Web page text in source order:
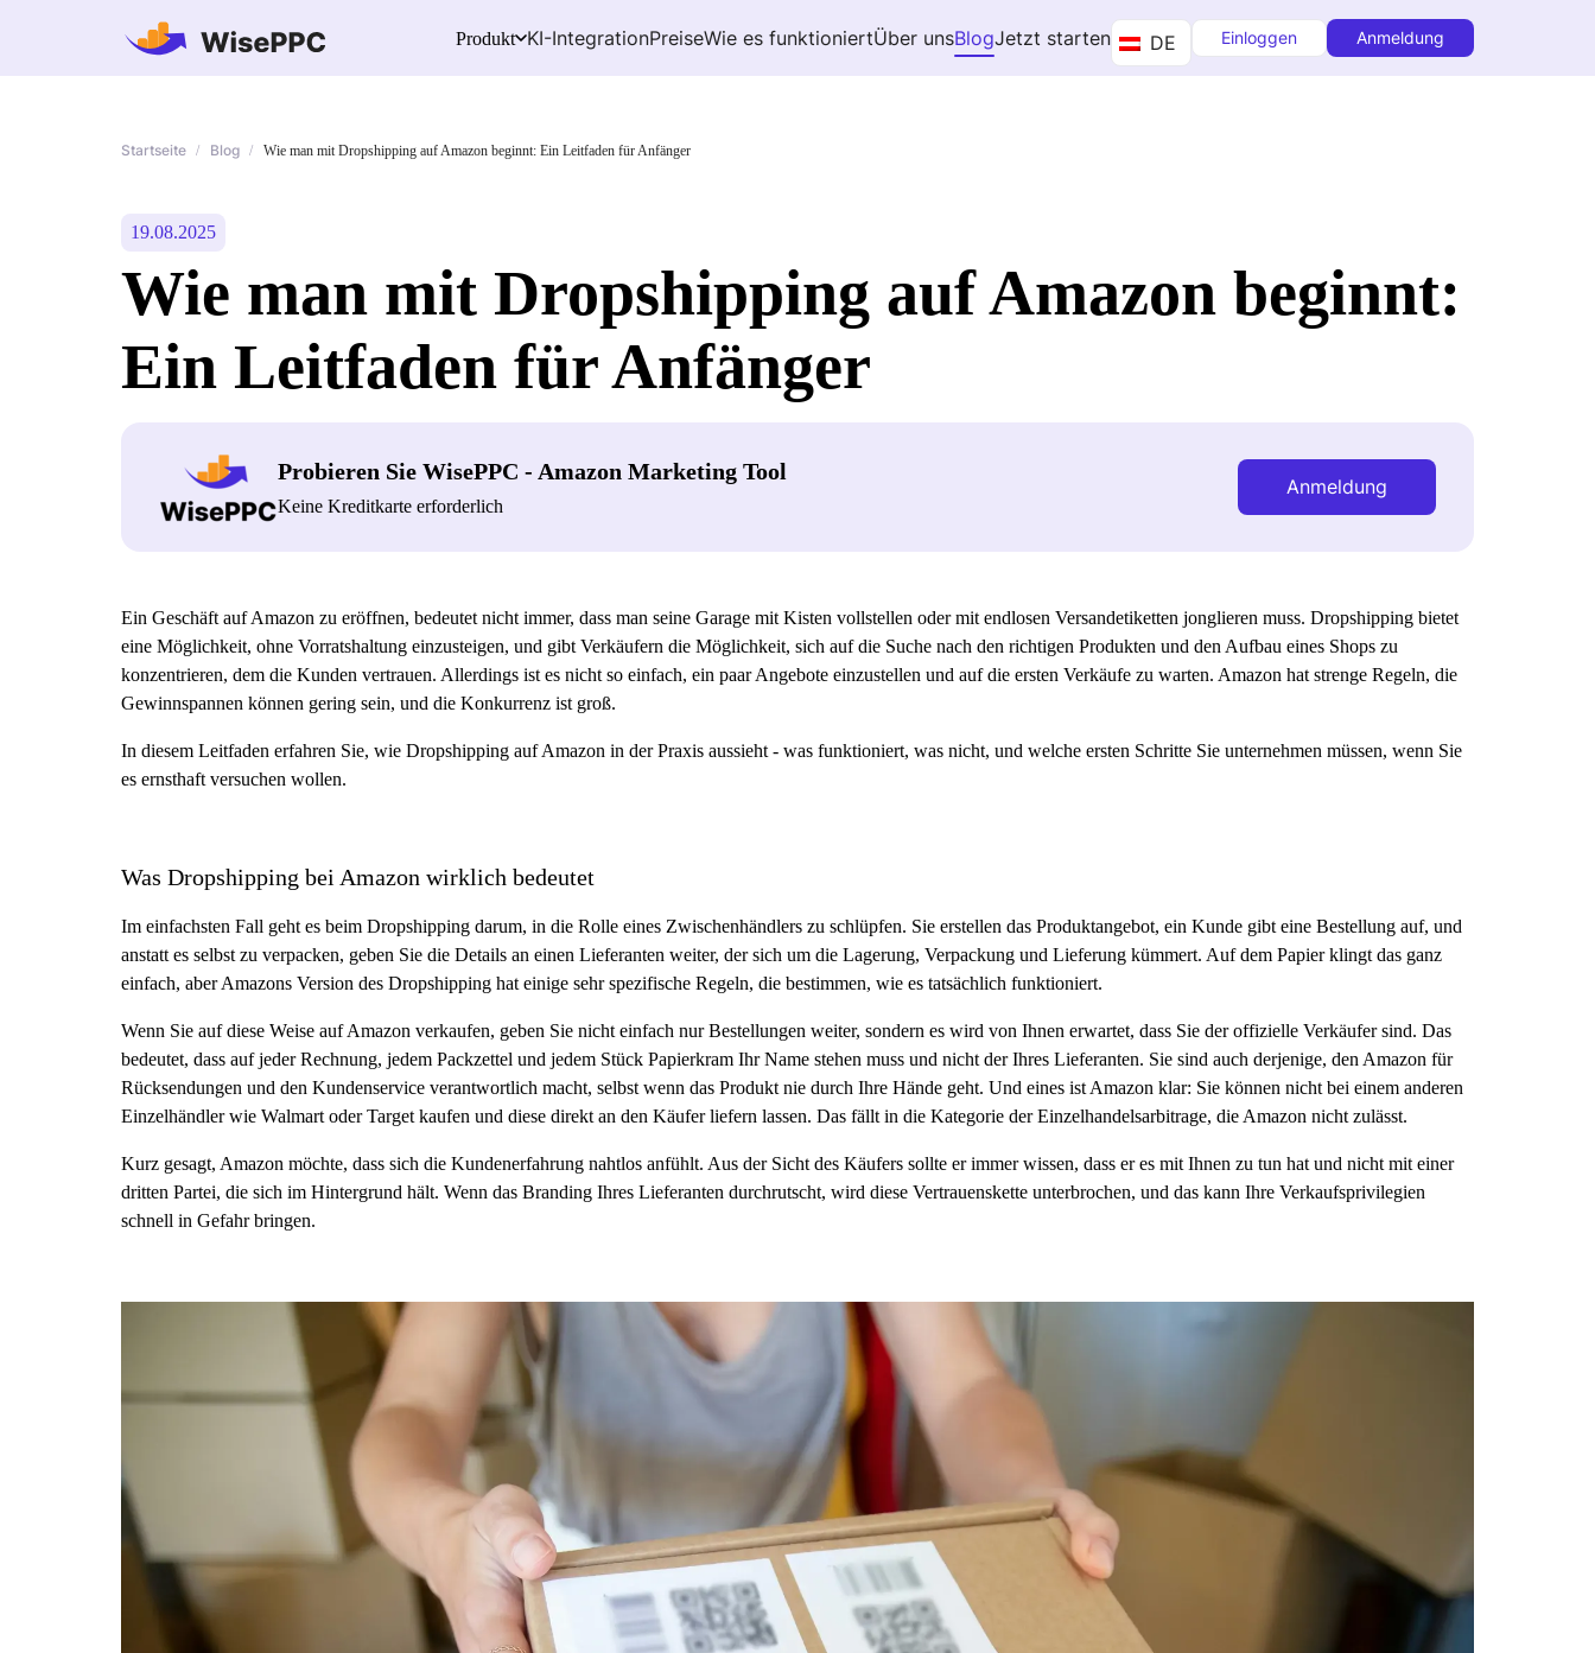
Produkt KI-IntegrationPreiseWie es funktioniertÜber unsBlogJetzt starten DE Einloggen Anmeldung
Startseite / Blog / Wie man mit Dropshipping auf Amazon beginnt: Ein Leitfaden für Anfänger
19.08.2025
Wie man mit Dropshipping auf Amazon beginnt:
Ein Leitfaden für Anfänger
Probieren Sie WisePPC - Amazon Marketing Tool
Keine Kreditkarte erforderlich
Anmeldung
Ein Geschäft auf Amazon zu eröffnen, bedeutet nicht immer, dass man seine Garage mit Kisten vollstellen oder mit endlosen Versandetiketten jonglieren muss. Dropshipping bietet
eine Möglichkeit, ohne Vorratshaltung einzusteigen, und gibt Verkäufern die Möglichkeit, sich auf die Suche nach den richtigen Produkten und den Aufbau eines Shops zu
konzentrieren, dem die Kunden vertrauen. Allerdings ist es nicht so einfach, ein paar Angebote einzustellen und auf die ersten Verkäufe zu warten. Amazon hat strenge Regeln, die
Gewinnspannen können gering sein, und die Konkurrenz ist groß.
In diesem Leitfaden erfahren Sie, wie Dropshipping auf Amazon in der Praxis aussieht - was funktioniert, was nicht, und welche ersten Schritte Sie unternehmen müssen, wenn Sie
es ernsthaft versuchen wollen.
Was Dropshipping bei Amazon wirklich bedeutet
Im einfachsten Fall geht es beim Dropshipping darum, in die Rolle eines Zwischenhändlers zu schlüpfen. Sie erstellen das Produktangebot, ein Kunde gibt eine Bestellung auf, und
anstatt es selbst zu verpacken, geben Sie die Details an einen Lieferanten weiter, der sich um die Lagerung, Verpackung und Lieferung kümmert. Auf dem Papier klingt das ganz
einfach, aber Amazons Version des Dropshipping hat einige sehr spezifische Regeln, die bestimmen, wie es tatsächlich funktioniert.
Wenn Sie auf diese Weise auf Amazon verkaufen, geben Sie nicht einfach nur Bestellungen weiter, sondern es wird von Ihnen erwartet, dass Sie der offizielle Verkäufer sind. Das
bedeutet, dass auf jeder Rechnung, jedem Packzettel und jedem Stück Papierkram Ihr Name stehen muss und nicht der Ihres Lieferanten. Sie sind auch derjenige, den Amazon für
Rücksendungen und den Kundenservice verantwortlich macht, selbst wenn das Produkt nie durch Ihre Hände geht. Und eines ist Amazon klar: Sie können nicht bei einem anderen
Einzelhändler wie Walmart oder Target kaufen und diese direkt an den Käufer liefern lassen. Das fällt in die Kategorie der Einzelhandelsarbitrage, die Amazon nicht zulässt.
Kurz gesagt, Amazon möchte, dass sich die Kundenerfahrung nahtlos anfühlt. Aus der Sicht des Käufers sollte er immer wissen, dass er es mit Ihnen zu tun hat und nicht mit einer
dritten Partei, die sich im Hintergrund hält. Wenn das Branding Ihres Lieferanten durchrutscht, wird diese Vertrauenskette unterbrochen, und das kann Ihre Verkaufsprivilegien
schnell in Gefahr bringen.